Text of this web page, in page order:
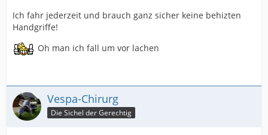
Ich fahr jederzeit und brauch ganz sicher keine behizten
Handgriffe!
Oh man ich fall um vor lachen
Vespa-Chirurg
Die Sichel der Gerechtig